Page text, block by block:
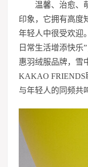
温馨、治愈、
印象，它拥有高度
年轻人中很受欢迎
日常生活增添快乐
惠羽绒服品牌，雪
KAKAO FRIENDS
与年轻人的同频共